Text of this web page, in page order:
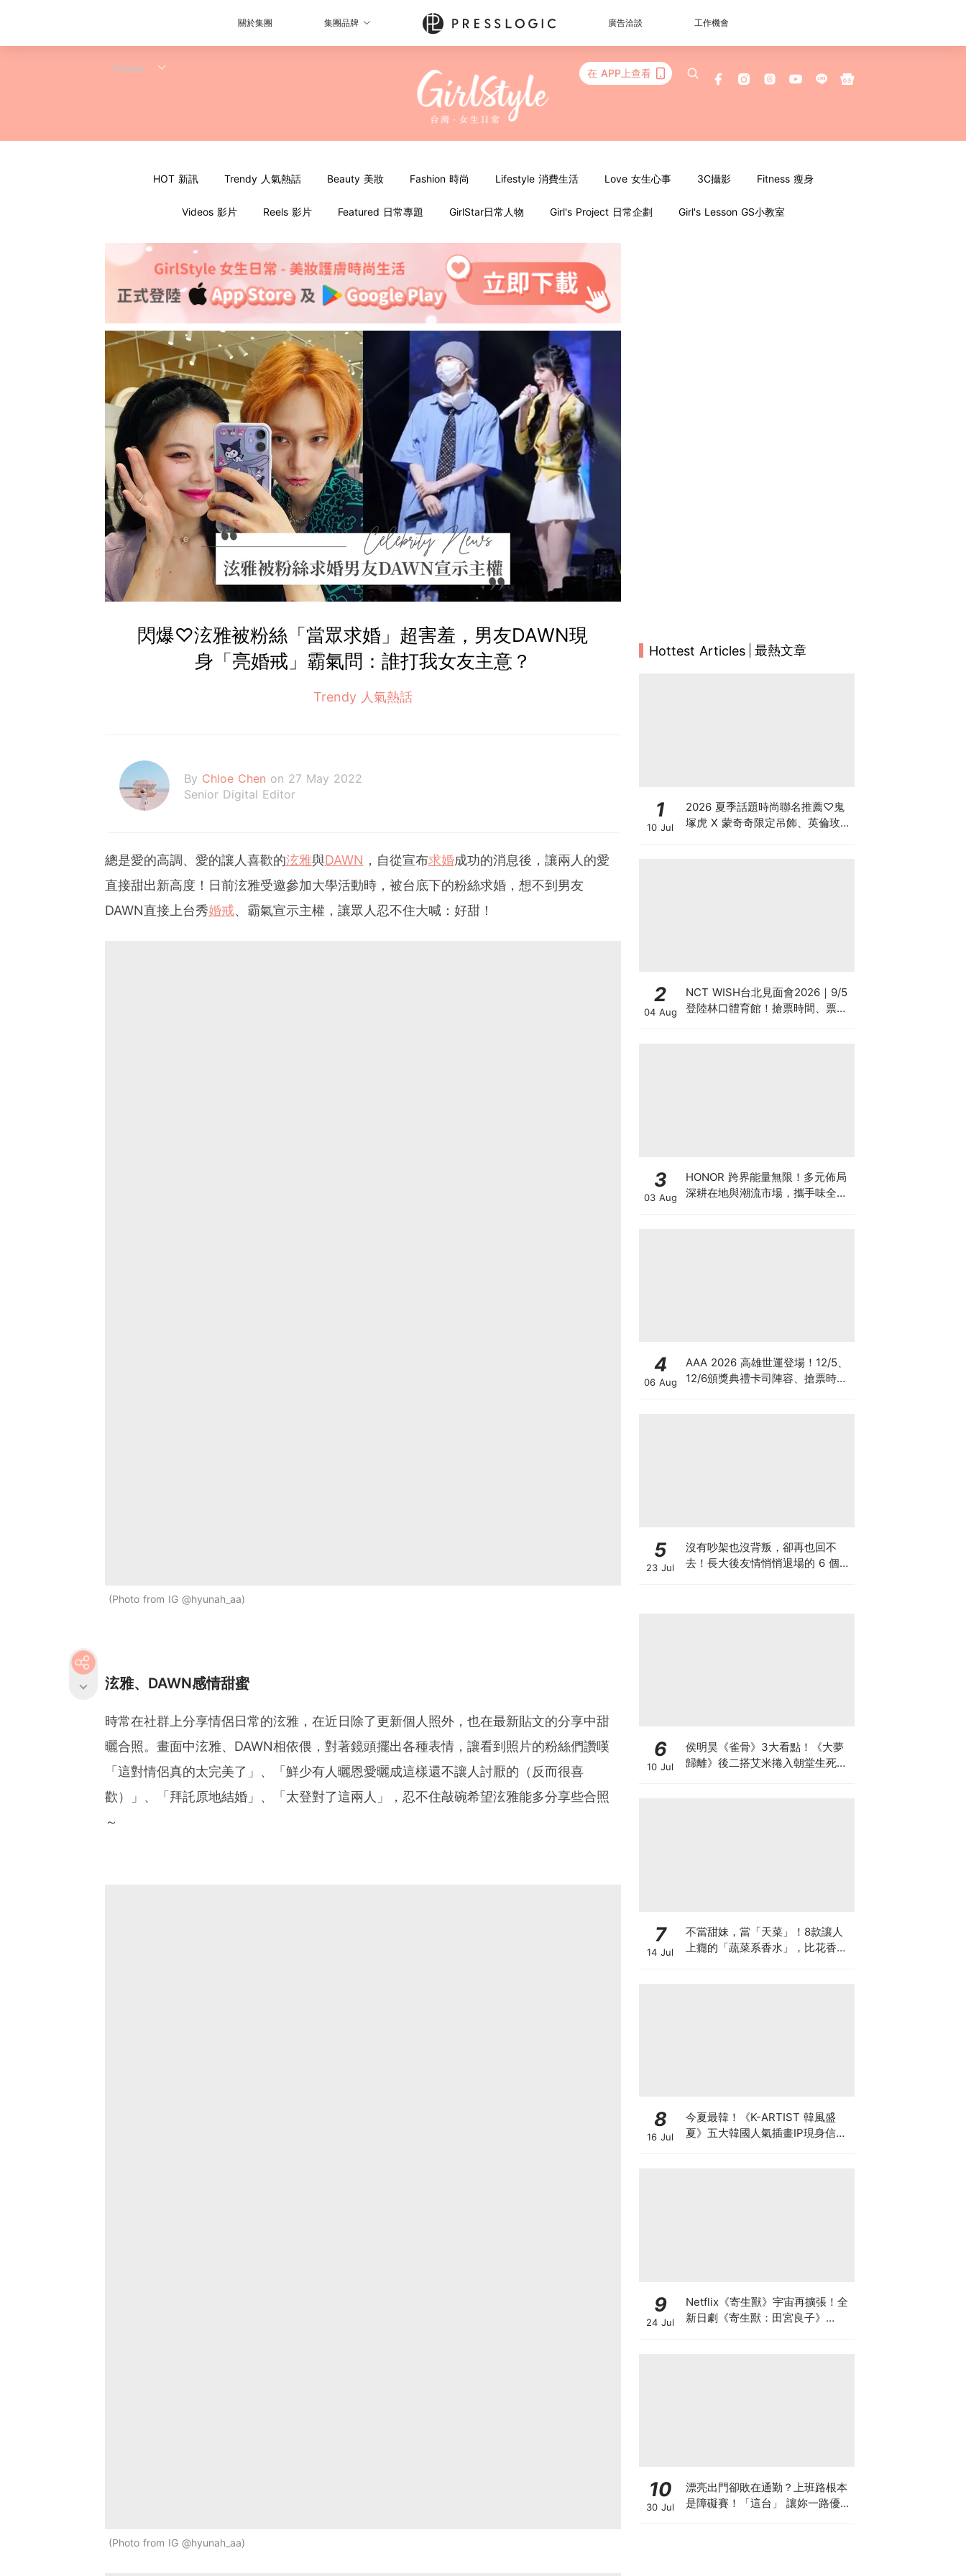
關於集團 集團品牌 廣告洽談 工作機會
在 APP上查看
HOT 新訊 Trendy 人氣熱話 Beauty 美妝 Fashion 時尚 Lifestyle 消費生活 Love 女生心事 3C攝影 Fitness 瘦身
Videos 影片 Reels 影片 Featured 日常專題 GirlStar日常人物 Girl's Project 日常企劃 Girl's Lesson GS小教室
閃爆♡泫雅被粉絲「當眾求婚」超害羞，男友DAWN現
身「亮婚戒」霸氣問：誰打我女友主意？
Trendy 人氣熱話
By Chloe Chen on 27 May 2022
Senior Digital Editor
總是愛的高調、愛的讓人喜歡的泫雅與DAWN ，自從宣布求婚成功的消息後，讓兩人的愛
直接甜出新高度！日前泫雅受邀參加大學活動時，被台底下的粉絲求婚，想不到男友
DAWN直接上台秀婚戒、霸氣宣示主權，讓眾人忍不住大喊：好甜！
Photo from IG @hyunah_aa
泫雅、DAWN感情甜蜜
時常在社群上分享情侶日常的泫雅，在近日除了更新個人照外，也在最新貼文的分享中甜
曬合照。畫面中泫雅、DAWN相依偎，對著鏡頭擺出各種表情，讓看到照片的粉絲們讚嘆
「這對情侶真的太完美了」、「鮮少有人曬恩愛曬成這樣還不讓人討厭的（反而很喜
歡）」、「拜託原地結婚」、「太登對了這兩人」，忍不住敲碗希望泫雅能多分享些合照
～
Photo from IG @hyunah_aa
Hottest Articles 最熱文章
1
10 Jul
2026 夏季話題時尚聯名推薦♡鬼
塚虎 X 蒙奇奇限定吊飾、英倫玫瑰
2
04 Aug
NCT WISH台北見面會2026｜9/5
登陸林口體育館！搶票時間、票價
3
03 Aug
HONOR 跨界能量無限！多元佈局
深耕在地與潮流市場，攜手味全龍
4
06 Aug
AAA 2026 高雄世運登場！12/5、
12/6頒獎典禮卡司陣容、搶票時
5
23 Jul
沒有吵架也沒背叛，卻再也回不
去！長大後友情悄悄退場的 6 個預
6
10 Jul
侯明昊《雀骨》3大看點！《大夢
歸離》後二搭艾米捲入朝堂生死虐
7
14 Jul
不當甜妹，當「天菜」！8款讓人
上癮的「蔬菜系香水」，比花香更
8
16 Jul
今夏最韓！《K-ARTIST 韓風盛
夏》五大韓國人氣插畫IP現身信義
9
24 Jul
Netflix《寄生獸》宇宙再擴張！全
新日劇《寄生獸：田宮良子》
10
30 Jul
漂亮出門卻敗在通勤？上班路根本
是障礙賽！「這台」 讓妳一路優雅